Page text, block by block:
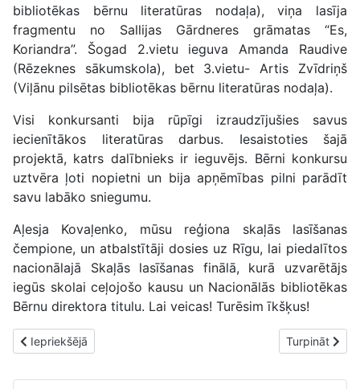
bibliotēkas bērnu literatūras nodaļa), viņa lasīja
fragmentu no Sallijas Gārdneres grāmatas “Es,
Koriandra”. Šogad 2.vietu ieguva Amanda Raudive
(Rēzeknes sākumskola), bet 3.vietu- Artis Zvīdriņš
(Viļānu pilsētas bibliotēkas bērnu literatūras nodaļa).
Visi konkursanti bija rūpīgi izraudzījušies savus
iecienītākos literatūras darbus. Iesaistoties šajā
projektā, katrs dalībnieks ir ieguvējs. Bērni konkursu
uztvēra ļoti nopietni un bija apņēmības pilni parādīt
savu labāko sniegumu.
Aļesja Kovaļenko, mūsu reģiona skaļās lasīšanas
čempione, un atbalstītāji dosies uz Rīgu, lai piedalītos
nacionālajā Skaļās lasīšanas finālā, kurā uzvarētājs
iegūs skolai ceļojošo kausu un Nacionālās bibliotēkas
Bērnu direktora titulu. Lai veicas! Turēsim īkšķus!
Iepriekšējais raksts: Feimaņos skanēja dzeja un dziesmas
Iepriekšējā Nākamais
Turpināt